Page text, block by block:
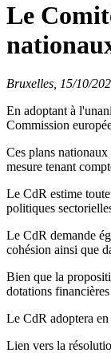
Le
Bruxelles, 15/10/
En adoptant à
Commission
Ces plans
mesure tenant
Le CdR estime
politiques
Le CdR demande
cohésion ainsi que
Bien que la
dotations
Le CdR adoptera
Lien vers la